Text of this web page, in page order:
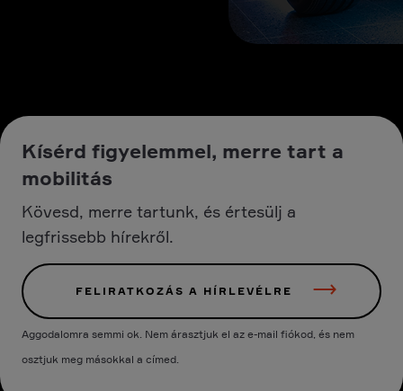
Kísérd figyelemmel, merre tart a
mobilitás
Kövesd, merre tartunk, és értesülj a
legfrissebb hírekről.
FELIRATKOZÁS A HÍRLEVÉLRE
Aggodalomra semmi ok. Nem árasztjuk el az e-mail fiókod, és nem
osztjuk meg másokkal a címed.